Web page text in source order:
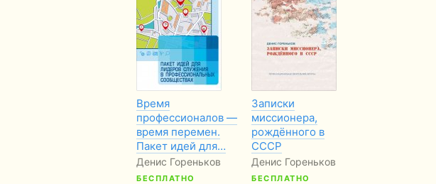
Время
профессионалов —
время перемен.
Пакет идей для…
Денис Гореньков
БЕСПЛАТНО
Записки
миссионера,
рождённого в
СССР
Денис Гореньков
БЕСПЛАТНО